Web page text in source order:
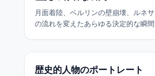
月面着陸、ベルリンの壁崩壊、ルネ
の流れを変えたあらゆる決定的な瞬間
歴史的人物のポートレート